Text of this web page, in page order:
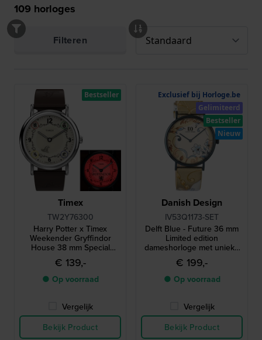
109 horloges
Filteren
Timex
TW2Y76300
Harry Potter x Timex
Weekender Gryffindor
House 38 mm Special
edition horloge met 1 van
de 4 huisjes als
achtergrondverlichting
€ 139,-
● Op voorraad
Vergelijk
Bekijk Product
Bestseller
Danish Design
IV53Q1173-SET
Delft Blue - Future 36 mm
Limited edition
dameshorloge met unieke
Delfts blauwe hanger
€ 199,-
● Op voorraad
Vergelijk
Bekijk Product
Exclusief bij Horloge.be
Gelimiteerd
Bestseller
Nieuw